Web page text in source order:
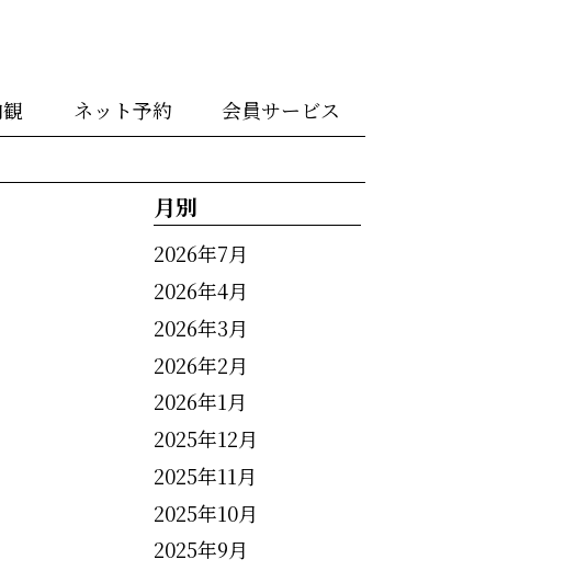
ネット予約 会員サービス
月別
2026年7月
2026年4月
2026年3月
2026年2月
2026年1月
2025年12月
2025年11月
2025年10月
2025年9月